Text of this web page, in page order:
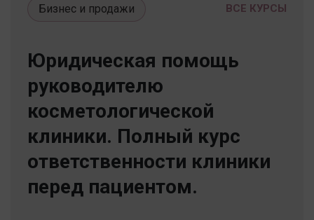
ВСЕ КУРСЫ
Бизнес и продажи
Юридическая помощь
руководителю
косметологической
клиники. Полный курс
ответственности клиники
перед пациентом.